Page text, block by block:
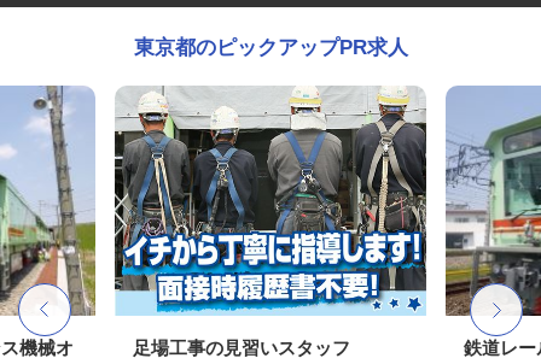
東京都のピックアップPR求人
機械オ 足場工事の見習いスタッフ
鉄道レー